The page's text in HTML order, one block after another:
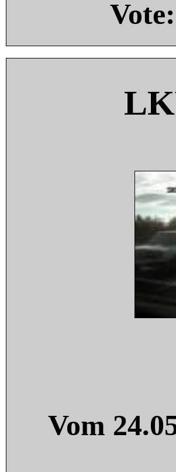
Vom